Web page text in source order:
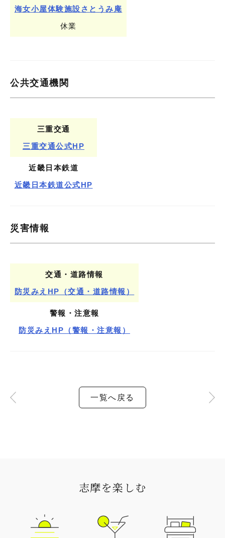
海女小屋体験施設さとうみ庵
休業
公共交通機関
三重交通
三重交通公式HP
近畿日本鉄道
近畿日本鉄道公式HP
災害情報
交通・道路情報
防災みえHP（交通・道路情報）
警報・注意報
防災みえHP（警報・注意報）
一覧へ戻る
志摩を楽しむ